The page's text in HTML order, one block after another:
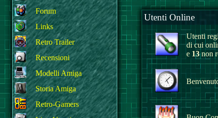
Forum
Links
Retro Trailer
Recensioni
Modelli Amiga
Storia Amiga
Retro-Gamers
Utenti Online
Utenti
di cui
e 13non